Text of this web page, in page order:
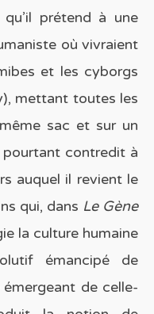
prétend à une
où vivraient
et les cyborgs
mettant toutes les
sac et sur un
pourtant contredit à
auquel il revient le
qui, dans Le Gène
la culture humaine
émancipé de
émergeant de celle-